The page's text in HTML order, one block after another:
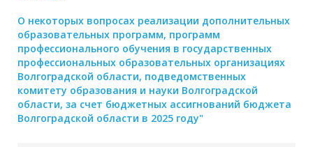
О некоторых вопросах реализации дополнительных
образовательных программ, программ
профессионального обучения в государственных
профессиональных образовательных организациях
Волгоградской области, подведомственных
комитету образования и науки Волгоградской
области, за счет бюджетных ассигнований бюджета
Волгоградской области в 2025 году"